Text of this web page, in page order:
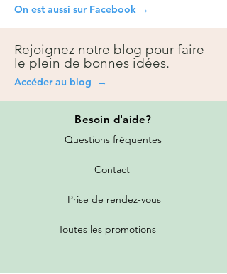
On est aussi sur Facebook →
Rejoignez notre blog pour faire
le plein de bonnes idées.
Accéder au blog →
Besoin d'aide?
Questions fréquentes
Contact
Prise de rendez-vous
Toutes les promotions